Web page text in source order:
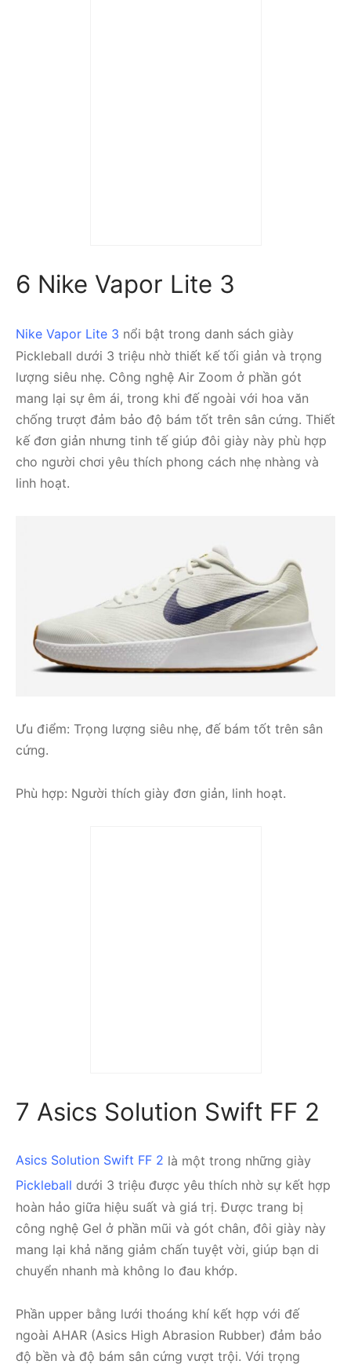
2.790.000
6 Nike Vapor Lite 3
Nike Vapor Lite 3 nổi bật trong danh sách giày
Pickleball dưới 3 triệu nhờ thiết kế tối giản và trọng
lượng siêu nhẹ. Công nghệ Air Zoom ở phần gót
mang lại sự êm ái, trong khi đế ngoài với hoa văn
chống trượt đảm bảo độ bám tốt trên sân cứng. Thiết
kế đơn giản nhưng tinh tế giúp đôi giày này phù hợp
cho người chơi yêu thích phong cách nhẹ nhàng và
linh hoạt.
Ưu điểm: Trọng lượng siêu nhẹ, đế bám tốt trên sân
cứng.
Phù hợp: Người thích giày đơn giản, linh hoạt.
1.990.000₫
7 Asics Solution Swift FF 2
Asics Solution Swift FF 2 là một trong những giày
Pickleball dưới 3 triệu được yêu thích nhờ sự kết hợp
hoàn hảo giữa hiệu suất và giá trị. Được trang bị
công nghệ Gel ở phần mũi và gót chân, đôi giày này
mang lại khả năng giảm chấn tuyệt vời, giúp bạn di
chuyển nhanh mà không lo đau khớp.
Phần upper bằng lưới thoáng khí kết hợp với đế
ngoài AHAR (Asics High Abrasion Rubber) đảm bảo
độ bền và độ bám sân cứng vượt trội. Với trọng